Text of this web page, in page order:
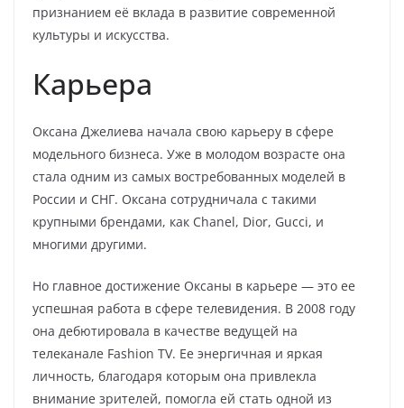
признанием её вклада в развитие современной
культуры и искусства.
Карьера
Оксана Джелиева начала свою карьеру в сфере
модельного бизнеса. Уже в молодом возрасте она
стала одним из самых востребованных моделей в
России и СНГ. Оксана сотрудничала с такими
крупными брендами, как Chanel, Dior, Gucci, и
многими другими.
Но главное достижение Оксаны в карьере — это ее
успешная работа в сфере телевидения. В 2008 году
она дебютировала в качестве ведущей на
телеканале Fashion TV. Ее энергичная и яркая
личность, благодаря которым она привлекла
внимание зрителей, помогла ей стать одной из